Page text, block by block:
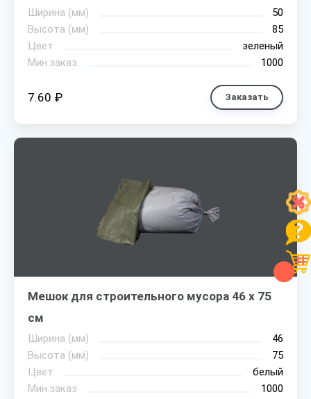
Ширина (мм)
50
Высота (мм)
85
Цвет
зеленый
Мин.заказ
1000
7.60 ₽ Заказать
Мешок для строительного мусора 46 х 75
см
Ширина (мм)
46
Высота (мм)
75
Цвет
белый
Мин.заказ
1000